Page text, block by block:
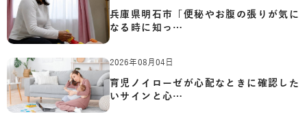
兵庫県明石市「便秘やお腹の張りが気に
なる時に知っ…
2026年08月04日
育児ノイローゼが心配なときに確認した
いサインと心…